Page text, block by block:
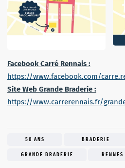
Facebook Carré Rennais :
https://www.facebook.com/
Site Web Grande Braderie :
https://www.carrerennais.fr/
50 ANS BRADERIE
GRANDE BRADERIE RENNES